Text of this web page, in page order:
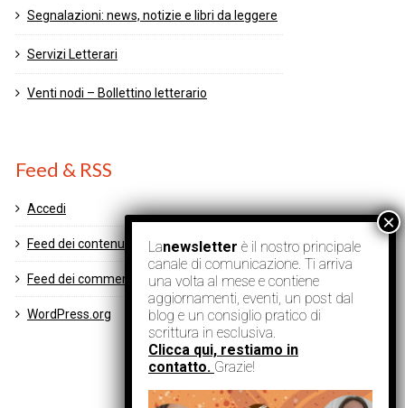
Segnalazioni: news, notizie e libri da leggere
Servizi Letterari
Venti nodi – Bollettino letterario
Feed & RSS
Accedi
Feed dei contenuti
Feed dei commenti
WordPress.org
Lanewsletter è il nostro principale
canale di comunicazione. Ti arriva
una volta al mese e contiene
aggiornamenti, eventi, un post dal
blog e un consiglio pratico di
scrittura in esclusiva.
Clicca qui, restiamo in
contatto. Grazie!